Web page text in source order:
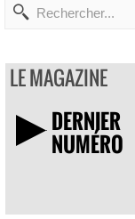
t
LE MAGAZINE
DERNIER
NUMÉRO